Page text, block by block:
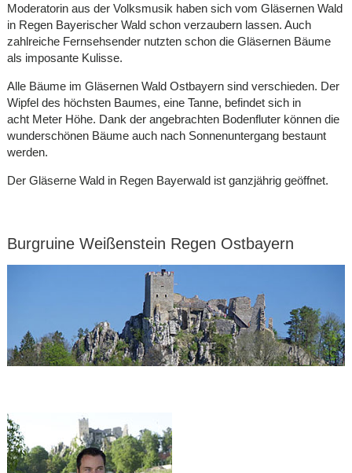
Moderatorin aus der Volksmusik haben sich vom Gläsernen Wald
in Regen Bayerischer Wald schon verzaubern lassen. Auch
zahlreiche Fernsehsender nutzten schon die Gläsernen Bäume
als imposante Kulisse.
Alle Bäume im Gläsernen Wald Ostbayern sind verschieden. Der
Wipfel des höchsten Baumes, eine Tanne, befindet sich in
acht Meter Höhe. Dank der angebrachten Bodenfluter können die
wunderschönen Bäume auch nach Sonnenuntergang bestaunt
werden.
Der Gläserne Wald in Regen Bayerwald ist ganzjährig geöffnet.
Burgruine Weißenstein Regen Ostbayern